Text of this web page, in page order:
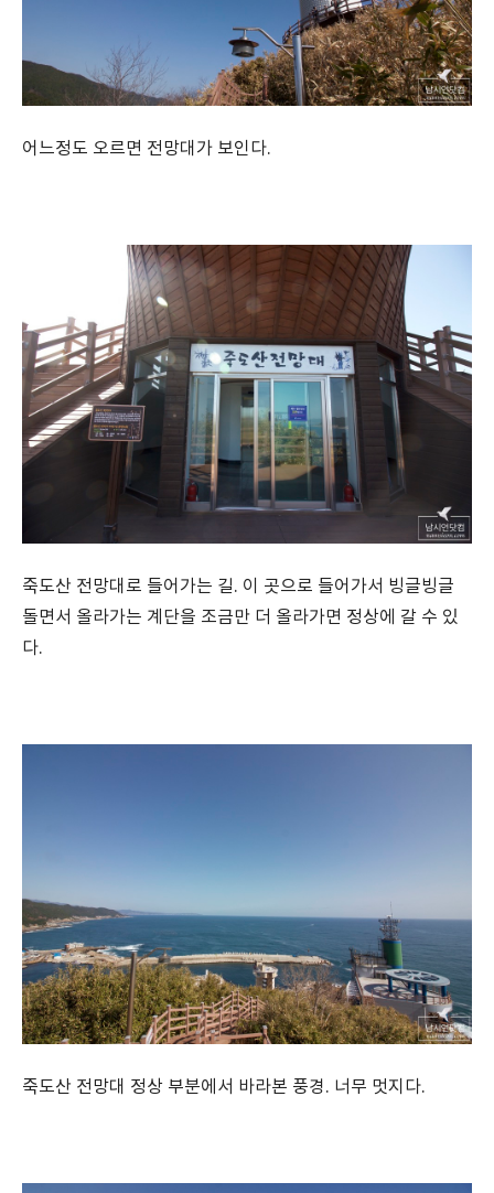
어느정도 오르면 전망대가 보인다.
죽도산 전망대로 들어가는 길. 이 곳으로 들어가서 빙글빙글
돌면서 올라가는 계단을 조금만 더 올라가면 정상에 갈 수 있
다.
죽도산 전망대 정상 부분에서 바라본 풍경. 너무 멋지다.